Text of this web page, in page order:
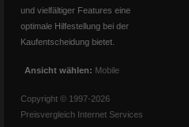
und vielfältiger Features eine
optimale Hilfestellung bei der
Kaufentscheidung bietet.
Ansicht wählen: Mobile
Copyright © 1997-2026
Preisvergleich Internet Services